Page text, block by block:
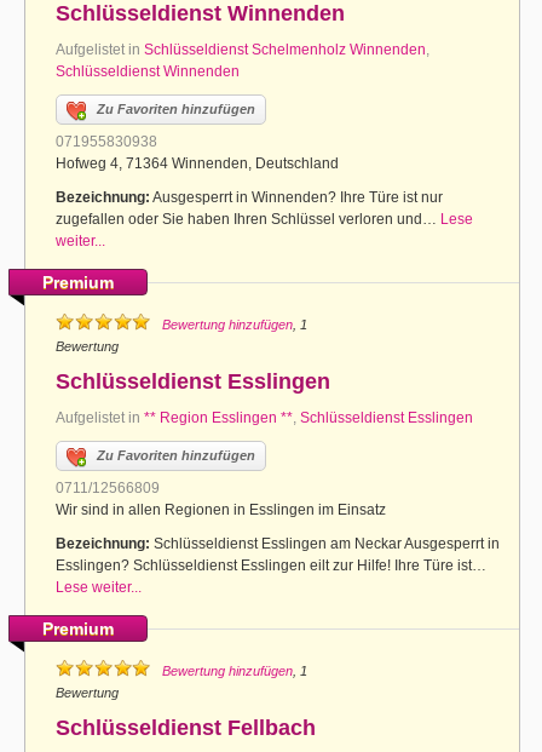
Schlüsseldienst Winnenden
Aufgelistet in Schlüsseldienst Schelmenholz Winnenden,
Schlüsseldienst Winnenden
Zu Favoriten hinzufügen
071955830938
Hofweg 4, 71364 Winnenden, Deutschland
Bezeichnung: Ausgesperrt in Winnenden? Ihre Türe ist nur
zugefallen oder Sie haben Ihren Schlüssel verloren und… Lese
weiter...
Premium
Bewertung hinzufügen , 1
Bewertung
Schlüsseldienst Esslingen
Aufgelistet in ** Region Esslingen **, Schlüsseldienst Esslingen
Zu Favoriten hinzufügen
0711/12566809
Wir sind in allen Regionen in Esslingen im Einsatz
Bezeichnung: Schlüsseldienst Esslingen am Neckar Ausgesperrt in
Esslingen? Schlüsseldienst Esslingen eilt zur Hilfe! Ihre Türe ist…
Lese weiter...
Premium
Bewertung hinzufügen , 1
Bewertung
Schlüsseldienst Fellbach